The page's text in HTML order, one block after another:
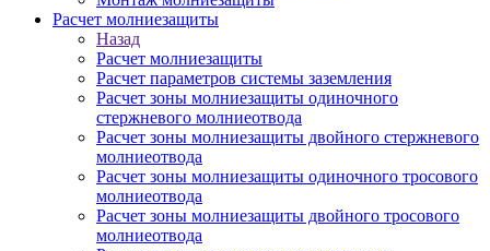
Расчет молниезащиты
Назад
Расчет молниезащиты
Расчет параметров системы заземления
Расчет зоны молниезащиты одиночного
стержневого молниеотвода
Расчет зоны молниезащиты двойного стержневого
молниеотвода
Расчет зоны молниезащиты одиночного тросового
молниеотвода
Расчет зоны молниезащиты двойного тросового
молниеотвода